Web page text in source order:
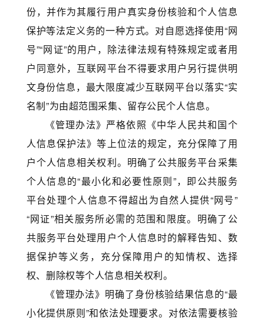
份，并作为其履行用户真实身份核验和个人信息
保护等法定义务的一种方式。对自愿选择使用“网
号”“网证”的用户，除法律法规有特殊规定或者用
户同意外，互联网平台不得要求用户另行提供明
文身份信息，最大限度减少互联网平台以落实“实
名制”为由超范围采集、留存公民个人信息。
《管理办法》严格依照《中华人民共和国个
人信息保护法》等上位法的规定，充分保障了用
户个人信息相关权利。明确了公共服务平台采集
个人信息的“最小化和必要性原则”，即公共服务
平台处理个人信息不得超出为自然人提供“网号”
“网证”相关服务所必需的范围和限度。明确了公
共服务平台处理用户个人信息时的解释告知、数
据保护等义务，充分保障用户的知情权、选择
权、删除权等个人信息相关权利。
《管理办法》明确了身份核验结果信息的“最
小化提供原则”和依法处理要求。对依法需要核验